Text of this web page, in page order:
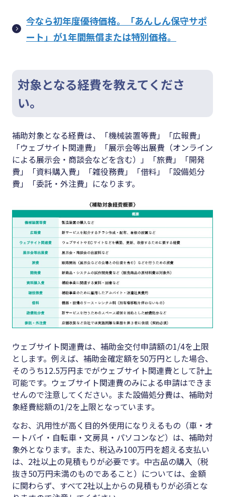
今なら初年度優待価格。「あんしん保守サポ
ート」が1年間無償または特別価格。
対象となる経費を教えてくださ
い。
補助対象となる経費は、「機械装置等費」「広報費」
「ウェブサイト関連費」「展示会等出展費（オンライン
による展示会・商談会などを含む）」「旅費」「開発
費」「資料購入費」「雑役務費」「借料」「設備処分
費」「委託・外注費」になります。
ウェブサイト関連費は、補助金交付申請額の1/4を上限
とします。例えば、補助金確定額を50万円とした場合、
そのうち12.5万円までがウェブサイト関連費として計上
可能です。ウェブサイト関連費のみによる申請はできま
せんので注意してください。また設備処分費は、補助対
象経費総額の1/2を上限となっています。
なお、汎用性が高く目的外使用になりえるもの（車・オ
ートバイ・自転車・文房具・パソコンなど）は、補助対
象外となります。また、税込み100万円を超える支払い
は、2社以上の見積もりが必要です。中古品の購入（税
抜き50万円未満のものであること）については、金額
に関わらず、すべて2社以上からの見積もりが必須とな